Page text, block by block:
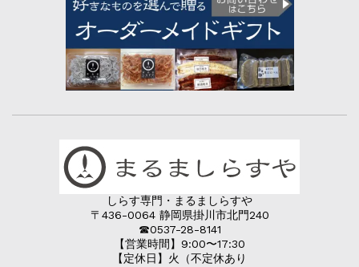
しらす専門・まるましらすや
〒436-0064 静岡県掛川市北門240
☎︎0537-28-8141
【営業時間】9:00〜17:30
【定休日】火（不定休あり